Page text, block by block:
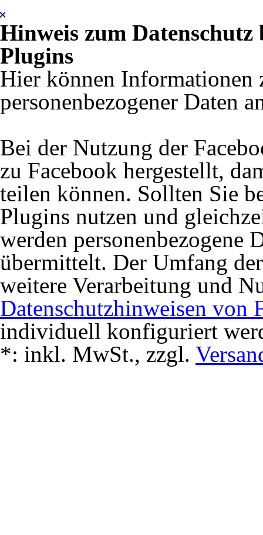
Hinweis zum
Plugins
Hier können
personenbezogener Daten
Bei der Nutzung der
zu Facebook hergestellt,
teilen können. Sollten Sie
Plugins nutzen und
werden personenbezogene
übermittelt. Der Umfang
weitere Verarbeitung und
Datenschutzhinweisen von
individuell konfiguriert
*: inkl. MwSt., zzgl.